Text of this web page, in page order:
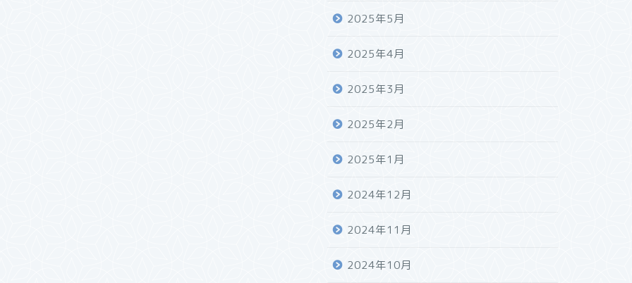
2025年5月
2025年4月
2025年3月
2025年2月
2025年1月
2024年12月
2024年11月
2024年10月